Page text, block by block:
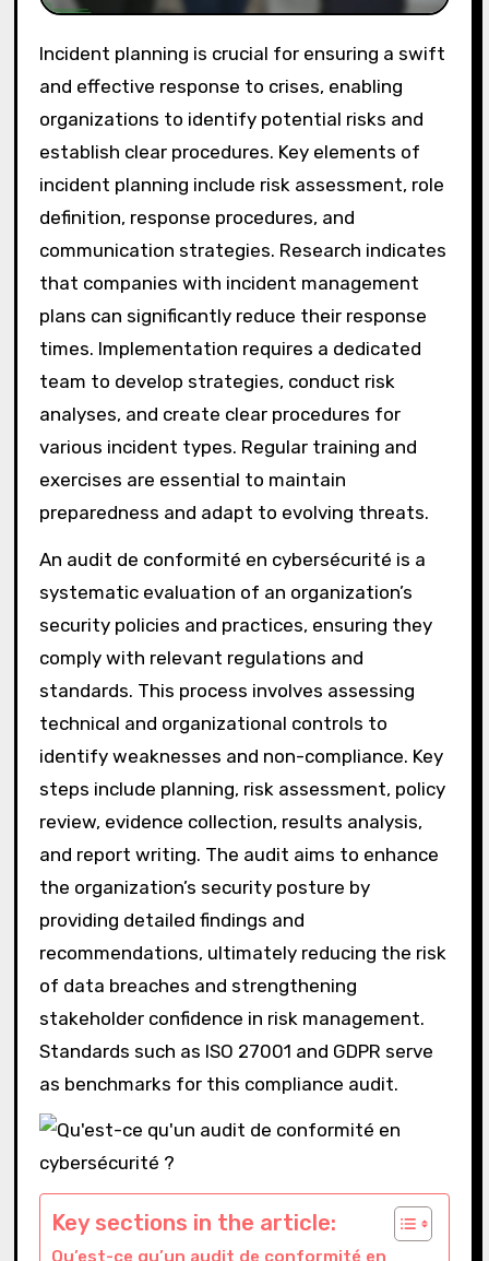
Incident planning is crucial for ensuring a swift
and effective response to crises, enabling
organizations to identify potential risks and
establish clear procedures. Key elements of
incident planning include risk assessment, role
definition, response procedures, and
communication strategies. Research indicates
that companies with incident management
plans can significantly reduce their response
times. Implementation requires a dedicated
team to develop strategies, conduct risk
analyses, and create clear procedures for
various incident types. Regular training and
exercises are essential to maintain
preparedness and adapt to evolving threats.
An audit de conformité en cybersécurité is a
systematic evaluation of an organization’s
security policies and practices, ensuring they
comply with relevant regulations and
standards. This process involves assessing
technical and organizational controls to
identify weaknesses and non-compliance. Key
steps include planning, risk assessment, policy
review, evidence collection, results analysis,
and report writing. The audit aims to enhance
the organization’s security posture by
providing detailed findings and
recommendations, ultimately reducing the risk
of data breaches and strengthening
stakeholder confidence in risk management.
Standards such as ISO 27001 and GDPR serve
as benchmarks for this compliance audit.
Key sections in the article:
Qu’est-ce qu’un audit de conformité en